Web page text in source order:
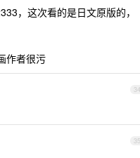
，这次看的是日文原版的，
作者很污
34
35